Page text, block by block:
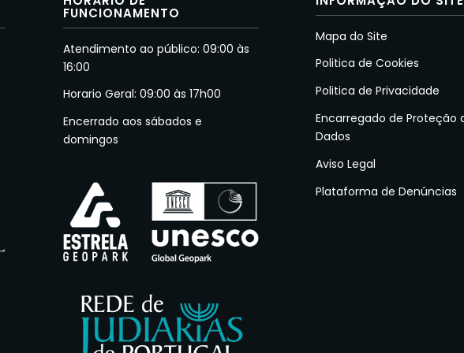
FUNCIONAMENTO
Atendimento ao público: 09:00 às
16:00
Horario Geral: 09:00 às 17h00
Encerrado aos sábados e
domingos
Mapa do Site
Politica de Cookies
Politica de Privacidade
Encarregado de Proteção
Dados
Aviso Legal
Plataforma de Denúncias